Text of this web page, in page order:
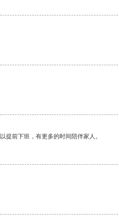
前下班，有更多的时间陪伴家人。